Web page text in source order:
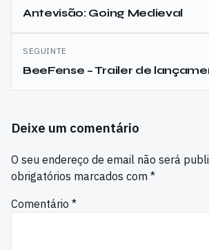
de
artigos
Antevisão: Going Medieval
SEGUINTE
BeeFense – Trailer de
Deixe um comentário
O seu endereço de email não será
obrigatórios marcados com *
Comentário *